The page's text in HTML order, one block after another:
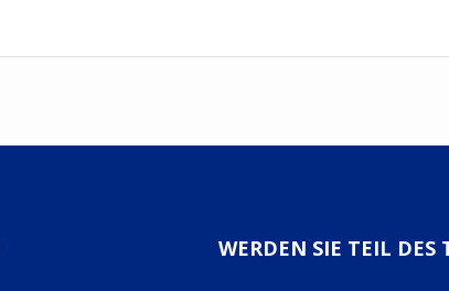
WERDEN SIE TEIL DES